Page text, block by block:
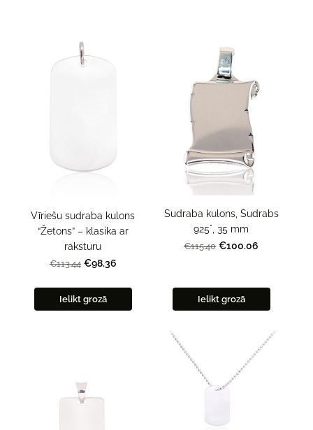
Vīriešu sudraba kulons
“Žetons” – klasika ar
raksturu
€113.44 €98.36
Ielikt grozā
Sudraba kulons, Sudrabs
925°, 35 mm
€115.40 €100.06
Ielikt grozā